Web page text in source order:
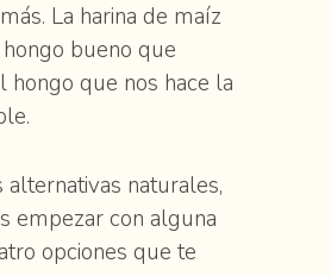
La harina de maíz
bueno que
hongo que nos hace la
alternativas naturales,
empezar con alguna
opciones que te